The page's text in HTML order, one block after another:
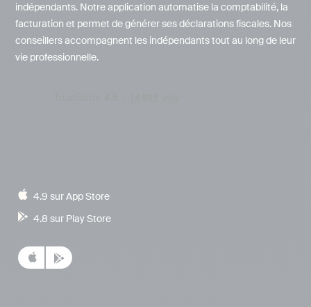
indépendants. Notre application automatise la comptabilité, la
facturation et permet de générer ses déclarations fiscales. Nos
conseillers accompagnent les indépendants tout au long de leur
vie professionnelle.
4.9 sur App Store
4.8 sur Play Store